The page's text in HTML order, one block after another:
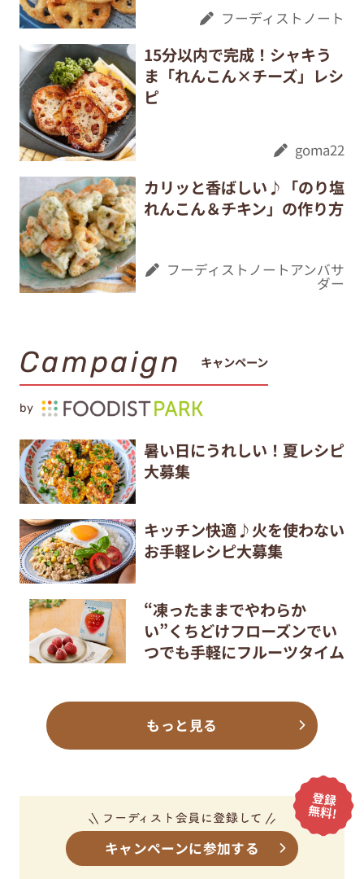
フーディストノート
15分以内で完成！シャキう
ま「れんこん×チーズ」レシ
ピ
goma22
カリッと香ばしい♪「のり塩
れんこん＆チキン」の作り方
フーディストノートアンバサ
ダー
Campaign キャンペーン
by
暑い日にうれしい！夏レシピ
大募集
キッチン快適♪火を使わない
お手軽レシピ大募集
“凍ったままでやわらか
い”くちどけフローズンでい
つでも手軽にフルーツタイム
もっと見る
キャンペーンに参加する